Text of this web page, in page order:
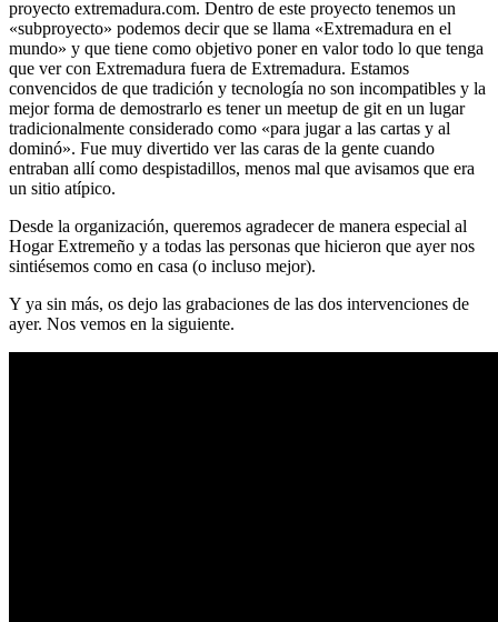
proyecto extremadura.com. Dentro de este proyecto tenemos un
«subproyecto» podemos decir que se llama «Extremadura en el
mundo» y que tiene como objetivo poner en valor todo lo que tenga
que ver con Extremadura fuera de Extremadura. Estamos
convencidos de que tradición y tecnología no son incompatibles y la
mejor forma de demostrarlo es tener un meetup de git en un lugar
tradicionalmente considerado como «para jugar a las cartas y al
dominó». Fue muy divertido ver las caras de la gente cuando
entraban allí como despistadillos, menos mal que avisamos que era
un sitio atípico.
Desde la organización, queremos agradecer de manera especial al
Hogar Extremeño y a todas las personas que hicieron que ayer nos
sintiésemos como en casa (o incluso mejor).
Y ya sin más, os dejo las grabaciones de las dos intervenciones de
ayer. Nos vemos en la siguiente.